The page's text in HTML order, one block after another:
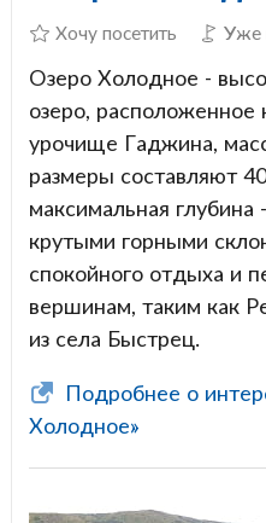
Хочу посетить Уже
Озеро Холодное -
озеро, расположенное
урочище Гаджина,
размеры составляют
максимальная
крутыми горными
спокойного отдыха и
вершинам, таким как
из села Быстрец.
Подробнее о
Холодное»